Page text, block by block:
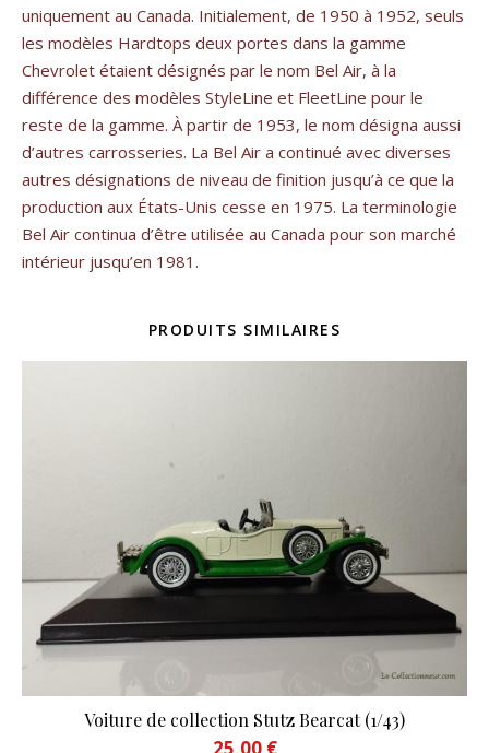
uniquement au Canada. Initialement, de 1950 à 1952, seuls
les modèles Hardtops deux portes dans la gamme
Chevrolet étaient désignés par le nom Bel Air, à la
différence des modèles StyleLine et FleetLine pour le
reste de la gamme. À partir de 1953, le nom désigna aussi
d’autres carrosseries. La Bel Air a continué avec diverses
autres désignations de niveau de finition jusqu’à ce que la
production aux États-Unis cesse en 1975. La terminologie
Bel Air continua d’être utilisée au Canada pour son marché
intérieur jusqu’en 1981.
PRODUITS SIMILAIRES
Voiture de collection Stutz Bearcat (1/43)